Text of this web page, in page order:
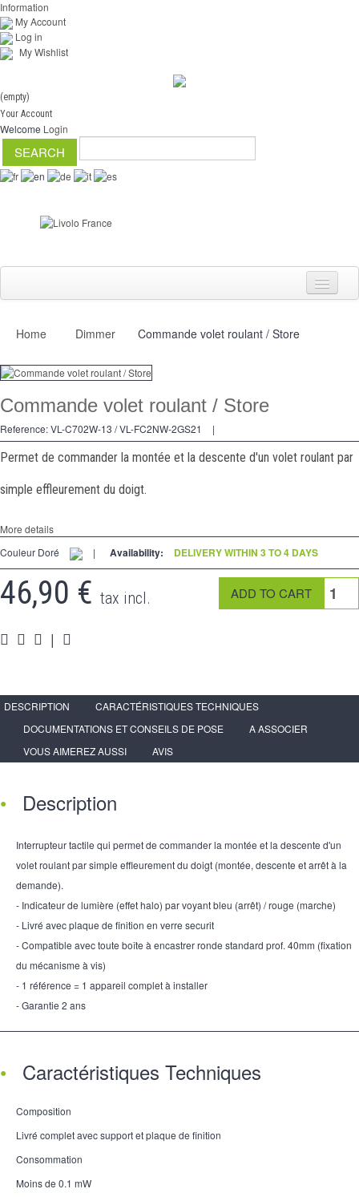
Information
My Account
Log in
My Wishlist
(empty)
Your Account
Welcome Login
Switch
Dimmer
2 Ways
Pièces
Media
Reseller program - LIVOLO France Official Website
Home Dimmer Commande volet roulant / Store
Commande volet roulant / Store
Reference:VL-C702W-13 / VL-FC2NW-2GS21 |
Permet de commander la montée et la descente d'un volet roulant par
simple effleurement du doigt.
More details
Couleur Doré
| Availability: DELIVERY WITHIN 3 TO 4 DAYS
46,90 € tax incl.
|
DESCRIPTION
CARACTÉRISTIQUES TECHNIQUES
DOCUMENTATIONS ET CONSEILS DE POSE
A ASSOCIER
VOUS AIMEREZ AUSSI
AVIS
Description
Interrupteur tactile qui permet de commander la montée et la descente d'un
volet roulant par simple effleurement du doigt (montée, descente et arrêt à la
demande).
- Indicateur de lumière (effet halo) par voyant bleu (arrêt) / rouge (marche)
- Livré avec plaque de finition en verre securit
- Compatible avec toute boîte à encastrer ronde standard prof. 40mm (fixation
du mécanisme à vis)
- 1 référence = 1 appareil complet à installer
- Garantie 2 ans
Caractéristiques Techniques
Composition
Livré complet avec support et plaque de finition
Consommation
Moins de 0.1 mW